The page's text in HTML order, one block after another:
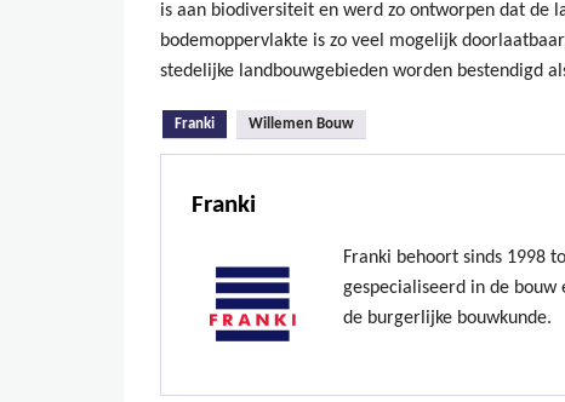
is aan biodiversiteit en werd zo ontworpen dat de
bodemoppervlakte is zo veel mogelijk
stedelijke landbouwgebieden worden bestendigd
Franki (actieve tabblad)
Willemen Bouw
Franki
Franki behoort sinds 1998
gespecialiseerd in de
de burgerlijke bouwkunde.